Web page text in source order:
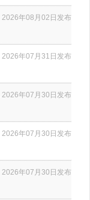
2026年08月02日发布
2026年07月31日发布
2026年07月30日发布
2026年07月30日发布
2026年07月30日发布